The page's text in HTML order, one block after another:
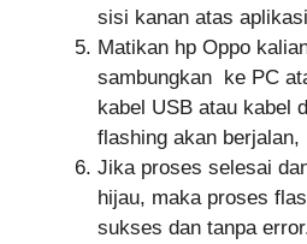
sisi kanan atas
Matikan hp Oppo
sambungkan ke PC
kabel USB atau kabel
flashing akan
Jika proses selesai
hijau, maka proses
sukses dan tanpa